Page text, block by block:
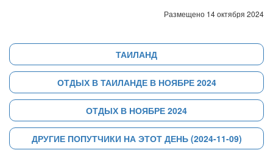
Размещено 14 октября 2024
ТАИЛАНД
ОТДЫХ В ТАИЛАНДЕ В НОЯБРЕ 2024
ОТДЫХ В НОЯБРЕ 2024
ДРУГИЕ ПОПУТЧИКИ НА ЭТОТ ДЕНЬ (2024-11-09)